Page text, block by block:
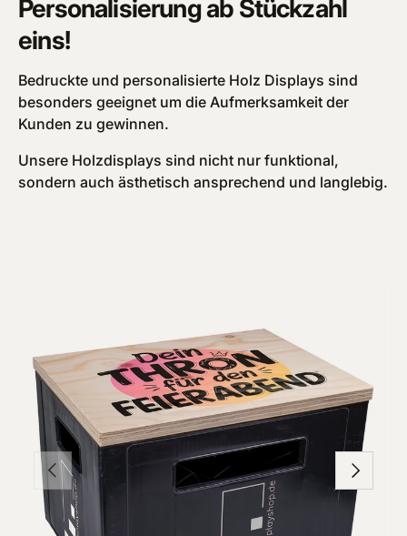
Personalisierung ab Stückzahl
eins!
Bedruckte und personalisierte Holz Displays sind
besonders geeignet um die Aufmerksamkeit der
Kunden zu gewinnen.
Unsere Holzdisplays sind nicht nur funktional,
sondern auch ästhetisch ansprechend und langlebig.
Vorherige Nächste